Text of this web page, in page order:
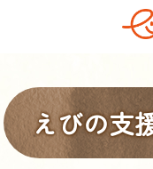
えびの支